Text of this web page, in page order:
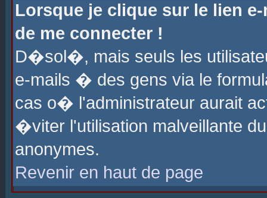
Lorsque je clique sur le lien
de me connecter !
D�sol�, mais seuls les
e-mails � des gens via le
cas o� l'administrateur aurait
�viter l'utilisation malveillante
anonymes.
Revenir en haut de page